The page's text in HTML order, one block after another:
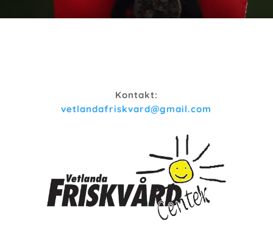
Kontakt:
vetlandafriskvard@gmail.com